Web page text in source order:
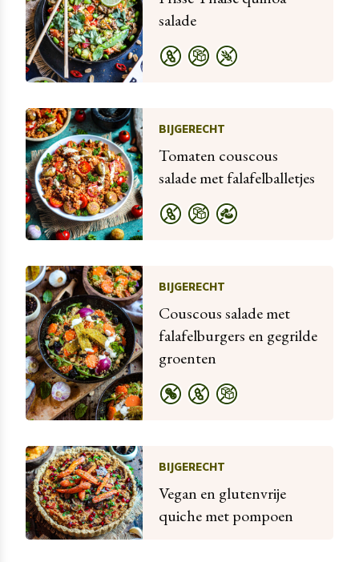
salade
BIJGERECHT
Tomaten couscous
salade met falafelballetjes
BIJGERECHT
Couscous salade met
falafelburgers en gegrilde
groenten
BIJGERECHT
Vegan en glutenvrije
quiche met pompoen